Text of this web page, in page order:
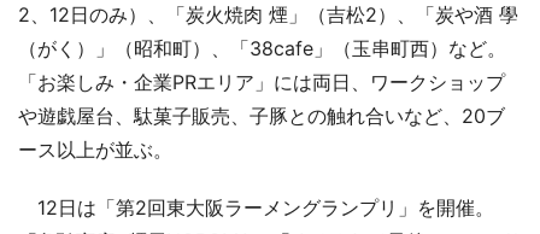
2、12日のみ）、「炭火焼肉 煙」（吉松2）、「炭や酒 學
（がく）」（昭和町）、「38cafe」（玉串町西）など。
「お楽しみ・企業PRエリア」には両日、ワークショップ
や遊戯屋台、駄菓子販売、子豚との触れ合いなど、20ブ
ース以上が並ぶ。
12日は「第2回東大阪ラーメングランプリ」を開催。